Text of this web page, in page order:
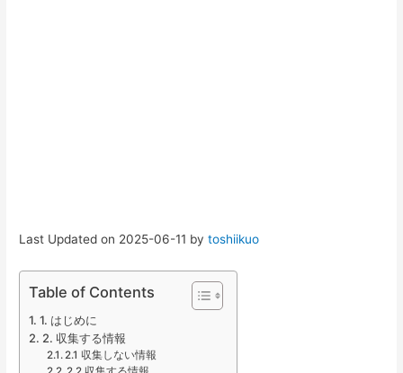
Last Updated on 2025-06-11 bytoshiikuo
Table of Contents
1. はじめに
2. 収集する情報
2.1 収集しない情報